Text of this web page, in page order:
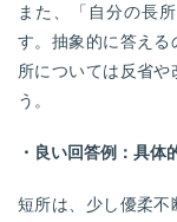
また、「自分の長
す。抽象的に答える
所については反省や
う。
・良い回答例：具
短所は、少し優柔不